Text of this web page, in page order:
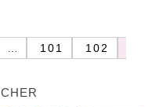
101
102